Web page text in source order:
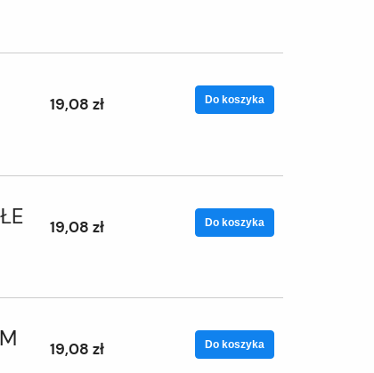
19,08 zł Do koszyka
19,08 zł Do koszyka
19,08 zł Do koszyka